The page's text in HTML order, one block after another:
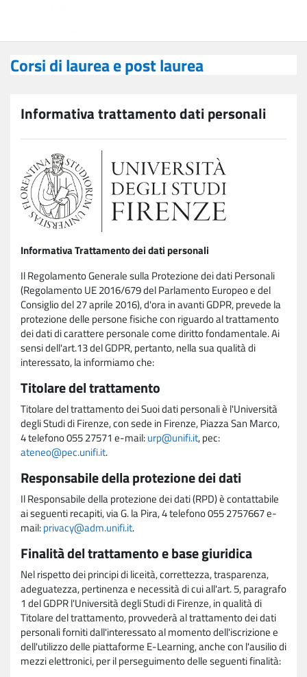
Corsi di laurea e post laurea
Informativa trattamento dati personali
Informativa Trattamento dei dati personali
Il Regolamento Generale sulla Protezione dei dati Personali
(Regolamento UE 2016/679 del Parlamento Europeo e del
Consiglio del 27 aprile 2016), d'ora in avanti GDPR, prevede la
protezione delle persone fisiche con riguardo al trattamento
dei dati di carattere personale come diritto fondamentale. Ai
sensi dell'art.13 del GDPR, pertanto, nella sua qualità di
interessato, la informiamo che:
Titolare del trattamento
Titolare del trattamento dei Suoi dati personali è l'Università
degli Studi di Firenze, con sede in Firenze, Piazza San Marco,
4 telefono 055 27571 e-mail:urp@unifi.it, pec:
ateneo@pec.unifi.it.
Responsabile della protezione dei dati
Il Responsabile della protezione dei dati (RPD) è contattabile
ai seguenti recapiti, via G. la Pira, 4 telefono 055 2757667 e-
mail:privacy@adm.unifi.it.
Finalità del trattamento e base giuridica
Nel rispetto dei principi di liceità, correttezza, trasparenza,
adeguatezza, pertinenza e necessità di cui all'art. 5, paragrafo
1 del GDPR l'Università degli Studi di Firenze, in qualità di
Titolare del trattamento, provvederà al trattamento dei dati
personali forniti dall'interessato al momento dell'iscrizione e
dell'utilizzo delle piattaforme E-Learning, anche con l'ausilio di
mezzi elettronici, per il perseguimento delle seguenti finalità: